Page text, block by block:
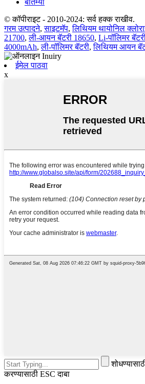
बातम्या
© कॉपीराइट - 2010-2024: सर्व हक्क राखीव.
गरम उत्पादने,साइटमॅप,लिथियम थायोनिल
21700,ली-आयन बॅटरी 18650, Li-पॉलिमर
4000mAh,ली-पॉलिमर बॅटरी,लिथियम आयन
ईमेल पाठवा
x
करण्यासाठी ESC दाबा